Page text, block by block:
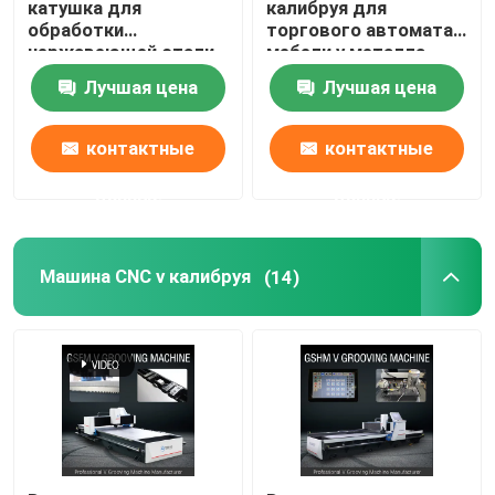
V торгового автомата
V машина паза для металла
катушка для
обработки
нержавеющей стали
для домашнего
убранстваЛучшая цена
контактные
калибруя для
торгового автомата
мебели v металла
упорок дисплея
Лучшая цена
контактные
Машина CNC v калибруя (14)